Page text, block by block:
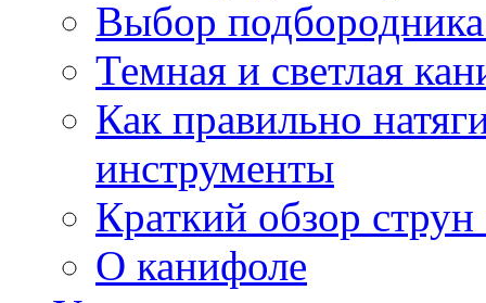
Выбор
Темная и светлая
Как правильно
инструменты
Краткий обзор
О канифоле